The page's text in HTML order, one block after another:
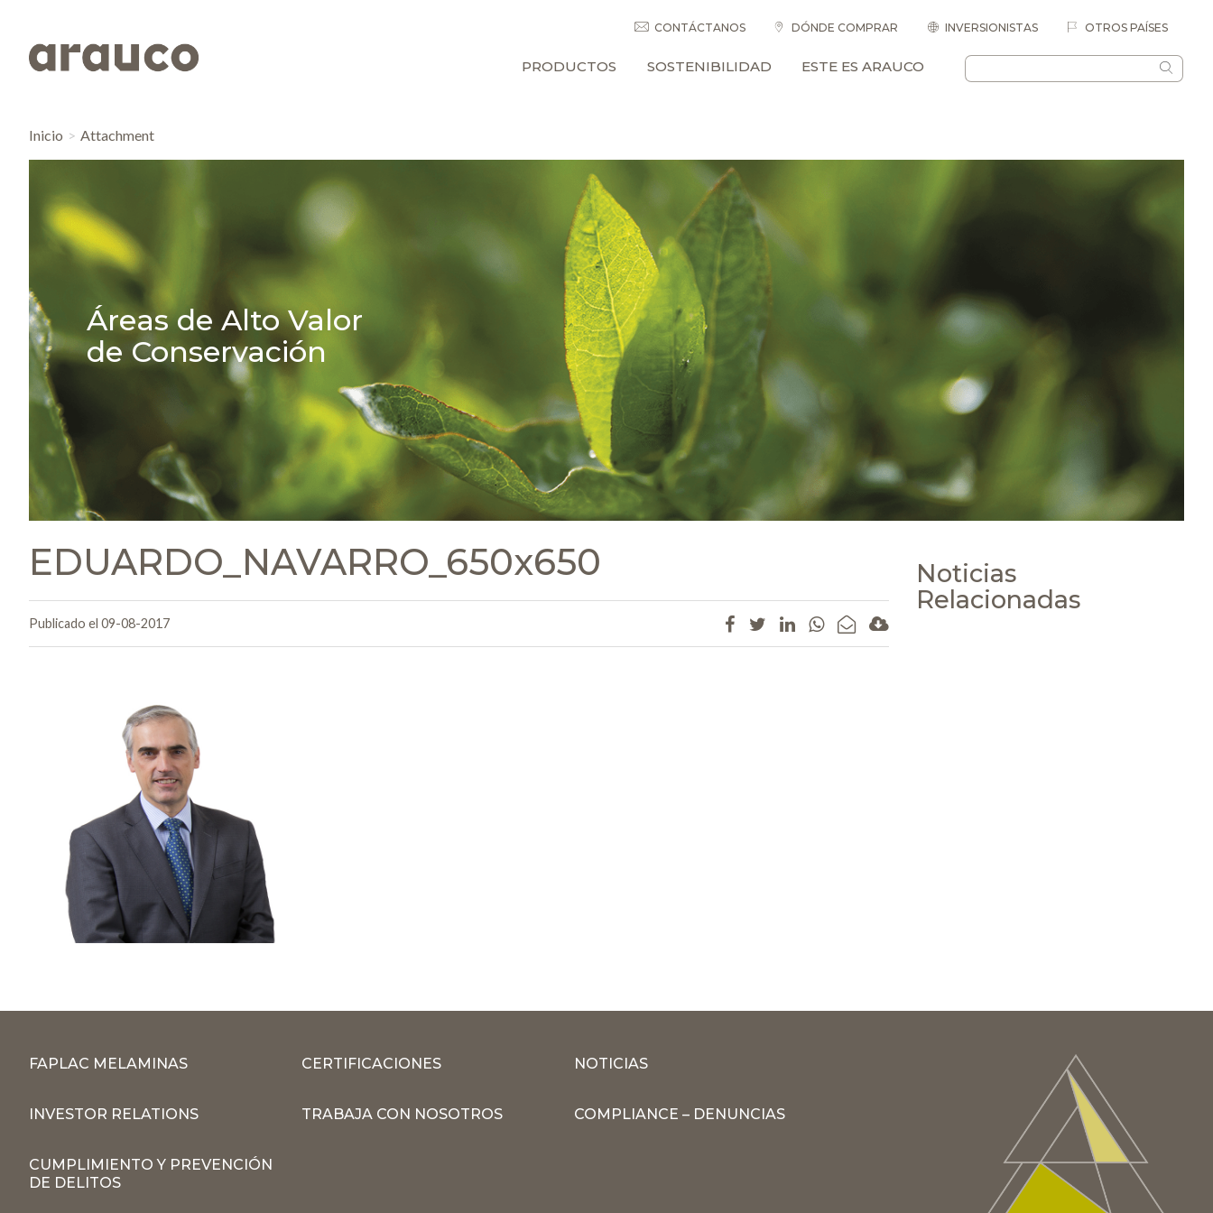
CONTÁCTANOS DÓNDE COMPRAR INVERSIONISTAS OTROS PAÍSES
PRODUCTOS SOSTENIBILIDAD ESTE ES ARAUCO
Inicio Attachment
Áreas de Alto Valor
de Conservación
EDUARDO_NAVARRO_650x650
Publicado el 09-08-2017
Noticias
Relacionadas
FAPLAC MELAMINAS CERTIFICACIONES NOTICIAS
INVESTOR RELATIONS TRABAJA CON NOSOTROS COMPLIANCE – DENUNCIAS
CUMPLIMIENTO Y PREVENCIÓN
DE DELITOS